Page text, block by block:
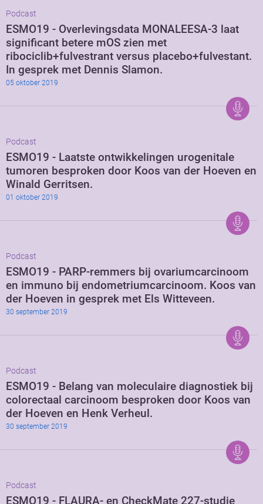
Podcast
ESMO19 - Overlevingsdata MONALEESA-3 laat
significant betere mOS zien met
ribociclib+fulvestrant versus placebo+fulvestant.
In gesprek met Dennis Slamon.
05 oktober 2019
Podcast
ESMO19 - Laatste ontwikkelingen urogenitale
tumoren besproken door Koos van der Hoeven en
Winald Gerritsen.
01 oktober 2019
Podcast
ESMO19 - PARP-remmers bij ovariumcarcinoom
en immuno bij endometriumcarcinoom. Koos van
der Hoeven in gesprek met Els Witteveen.
30 september 2019
Podcast
ESMO19 - Belang van moleculaire diagnostiek bij
colorectaal carcinoom besproken door Koos van
der Hoeven en Henk Verheul.
30 september 2019
Podcast
ESMO19 - FLAURA- en CheckMate 227-studie